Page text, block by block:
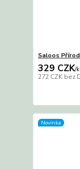
Saloos
329 CZK/
272 CZK bez
Novinka